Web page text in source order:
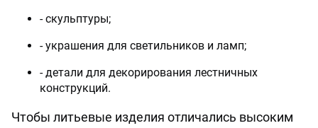
- скульптуры;
- украшения для светильников и ламп;
- детали для декорирования лестничных
конструкций.
Чтобы литьевые изделия отличались высоким